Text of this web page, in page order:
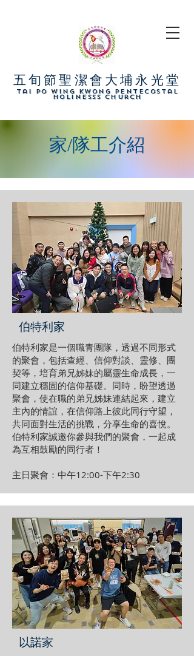
五旬節聖潔會大埔永光堂
​Tai Po Wing Kwong Pentecostal
Holinesss Church
家/隊工介紹
伯特利家
伯特利家是一個職青團隊，透過不同形式
的聚會，包括查經、信仰對談、靈修、團
契等，培育弟兄姊妹的屬靈生命成長，一
同建立穩固的信仰基礎。同時，盼望透過
聚會，使在職的弟兄姊妹連結起來，建立
主內的情誼，在信仰路上彼此同行守望，
共同面對生活的挑戰，分享生命的喜悅。
伯特利家誠邀你參與我們的聚會，一起成
為互相鼓勵的同行者！
主日聚會：中午12:00-下午2:30
以諾家